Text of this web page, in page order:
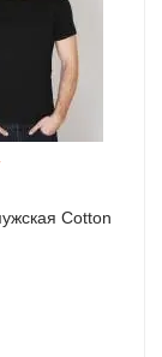
Cotton